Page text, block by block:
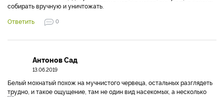
собирать вручную и уничтожать.
Ответить
0
Антонов Сад
13.06.2019
Белый мохнатый похож на мучнистого червеца, остальных разглядеть
трудно, и такое ощущение, там не один вид насекомых, а несколько